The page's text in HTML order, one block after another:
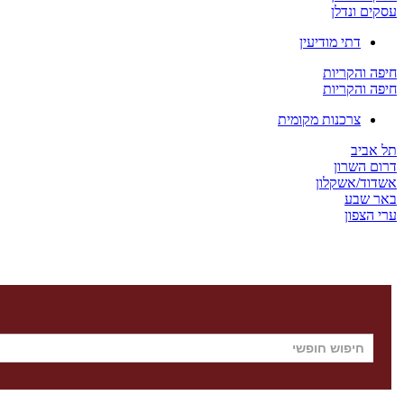
עסקים ונדלן
דתי מודיעין
חיפה והקריות
חיפה והקריות
צרכנות מקומית
תל אביב
דרום השרון
אשדוד/אשקלון
באר שבע
ערי הצפון